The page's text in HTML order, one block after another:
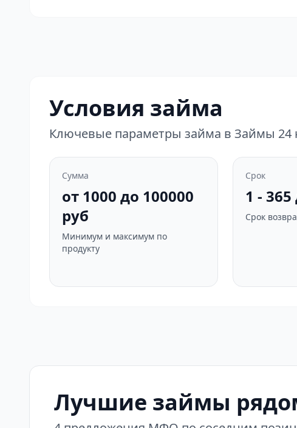
Условия займа
Ключевые параметры займа в Займы 24
Сумма
от 1000 до 100000
руб
Минимум и максимум по
продукту
Срок
1 -
Срок
Лучшие займы